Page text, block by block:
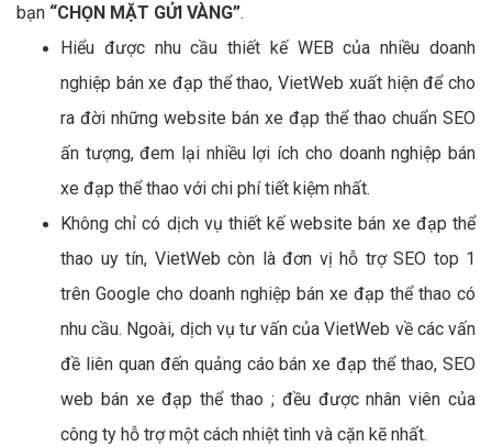
bạn “CHỌN MẶT GỬI VÀNG”.
Hiểu được nhu cầu thiết kế WEB của nhiều doanh
nghiệp bán xe đạp thể thao, VietWeb xuất hiện để cho
ra đời những website bán xe đạp thể thao chuẩn SEO
ấn tượng, đem lại nhiều lợi ích cho doanh nghiệp bán
xe đạp thể thao với chi phí tiết kiệm nhất.
Không chỉ có dịch vụ thiết kế website bán xe đạp thể
thao uy tín, VietWeb còn là đơn vị hỗ trợ SEO top 1
trên Google cho doanh nghiệp bán xe đạp thể thao có
nhu cầu. Ngoài, dịch vụ tư vấn của VietWeb về các vấn
đề liên quan đến quảng cáo bán xe đạp thể thao, SEO
web bán xe đạp thể thao ; đều được nhân viên của
công ty hỗ trợ một cách nhiệt tình và cặn kẽ nhất.